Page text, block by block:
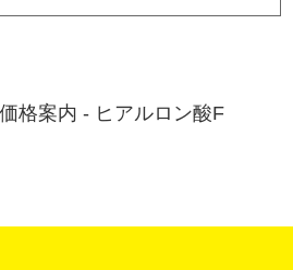
価格案内 - ヒアルロン酸F